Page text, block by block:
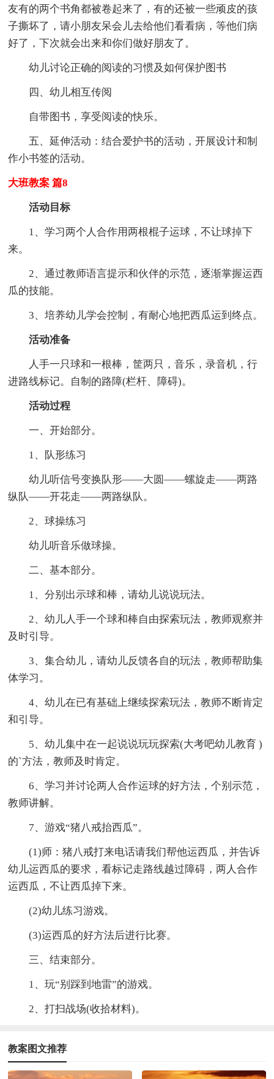
友有的两个书角都被卷起来了，有的还被一些顽皮的孩
子撕坏了，请小朋友呆会儿去给他们看看病，等他们病
好了，下次就会出来和你们做好朋友了。
幼儿讨论正确的阅读的习惯及如何保护图书
四、幼儿相互传阅
自带图书，享受阅读的快乐。
五、延伸活动：结合爱护书的活动，开展设计和制
作小书签的活动。
大班教案 篇8
活动目标
1、学习两个人合作用两根棍子运球，不让球掉下
来。
2、通过教师语言提示和伙伴的示范，逐渐掌握运西
瓜的技能。
3、培养幼儿学会控制，有耐心地把西瓜运到终点。
活动准备
人手一只球和一根棒，筐两只，音乐，录音机，行
进路线标记。自制的路障(栏杆、障碍)。
活动过程
一、开始部分。
1、队形练习
幼儿听信号变换队形——大圆——螺旋走——两路
纵队——开花走——两路纵队。
2、球操练习
幼儿听音乐做球操。
二、基本部分。
1、分别出示球和棒，请幼儿说说玩法。
2、幼儿人手一个球和棒自由探索玩法，教师观察并
及时引导。
3、集合幼儿，请幼儿反馈各自的玩法，教师帮助集
体学习。
4、幼儿在已有基础上继续探索玩法，教师不断肯定
和引导。
5、幼儿集中在一起说说玩玩探索(大考吧幼儿教育 )
的`方法，教师及时肯定。
6、学习并讨论两人合作运球的好方法，个别示范，
教师讲解。
7、游戏“猪八戒抬西瓜”。
(1)师：猪八戒打来电话请我们帮他运西瓜，并告诉
幼儿运西瓜的要求，看标记走路线越过障碍，两人合作
运西瓜，不让西瓜掉下来。
(2)幼儿练习游戏。
(3)运西瓜的好方法后进行比赛。
三、结束部分。
1、玩“别踩到地雷”的游戏。
2、打扫战场(收拾材料)。
教案图文推荐